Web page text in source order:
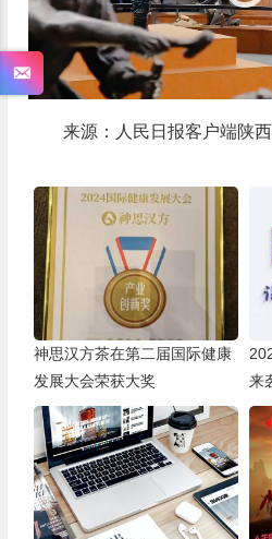
来源：人民日报客户端陕
神思汉方茶在第二届国际健康
发展大会荣获大奖
来